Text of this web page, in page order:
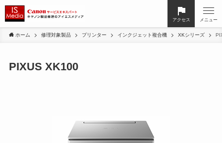
アクセス メニュー
ホーム 修理対象製品 プリンター インクジェット複合機 XKシリーズ
PIXUS XK100